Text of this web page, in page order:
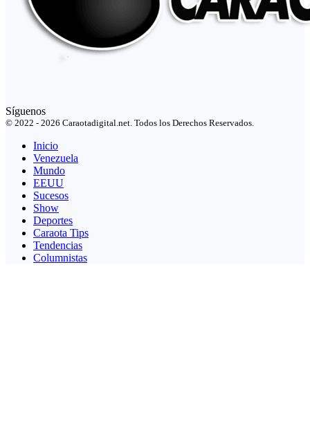
Síguenos
© 2022 - 2026 Caraotadigital.net. Todos los Derechos Reservados.
Inicio
Venezuela
Mundo
EEUU
Sucesos
Show
Deportes
Caraota Tips
Tendencias
Columnistas